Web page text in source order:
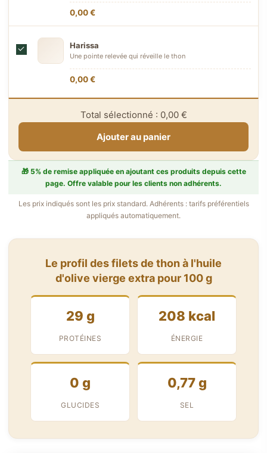
0,00 €
Harissa
Une pointe relevée qui réveille le thon
0,00 €
Total sélectionné : 0,00 €
Ajouter au panier
🎁 5% de remise appliquée en ajoutant ces produits depuis cette
page. Offre valable pour les clients non adhérents.
Les prix indiqués sont les prix standard. Adhérents : tarifs préférentiels
appliqués automatiquement.
Le profil des filets de thon à l'huile
d'olive vierge extra pour 100 g
29 g
PROTÉINES
208 kcal
ÉNERGIE
0 g
GLUCIDES
0,77 g
SEL